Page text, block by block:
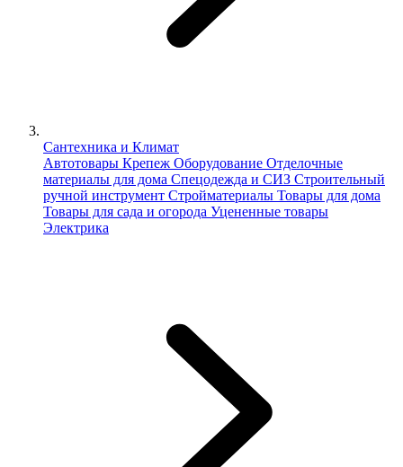
Сантехника и Климат
Автотовары Крепеж Оборудование Отделочные
материалы для дома Спецодежда и СИЗ Строительный
ручной инструмент Стройматериалы Товары для дома
Товары для сада и огорода Уцененные товары
Электрика